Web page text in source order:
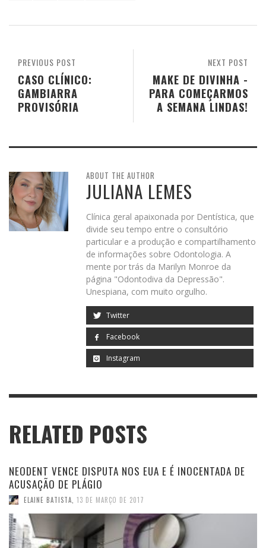
NEXT POST
MAKE DE DIVINHA -
PARA COMEÇARMOS
A SEMANA LINDAS!
PREVIOUS POST
CASO CLÍNICO:
GAMBIARRA
PROVISÓRIA
ABOUT THE AUTHOR
JULIANA LEMES
Clínica geral apaixonada por Dentística, que
divide seu tempo entre o consultório
particular e a produção e compartilhamento
de informações sobre Odontologia. A
mente por trás da Marilyn Monroe da
página "Odontodiva da Depressão".
Unespiana, com muito orgulho.
Twitter
Facebook
Instagram
RELATED POSTS
NEODENT VENCE DISPUTA NOS EUA E É INOCENTADA DE
ACUSAÇÃO DE PLÁGIO
ELAINE BATISTA 13 DE MARÇO DE 2017